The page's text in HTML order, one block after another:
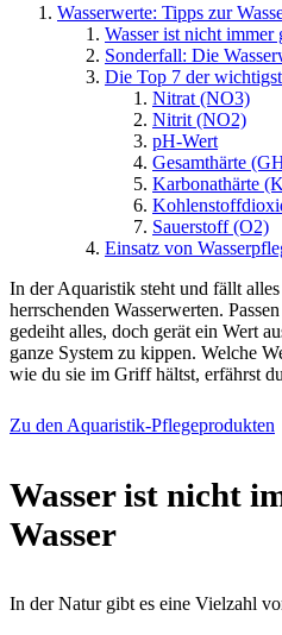
Wasserwerte: Tipps zur
Wasser ist nicht immer
Sonderfall: Die
Die Top 7 der
Nitrat (NO3)
Nitrit (NO2)
pH-Wert
Gesamthärte
Karbonathärte
Sauerstoff (O2)
Einsatz von
In der Aquaristik steht und fällt
herrschenden Wasserwerten.
gedeiht alles, doch gerät ein Wert
ganze System zu kippen. Welche
wie du sie im Griff hältst, erfährst
Zu den Aquaristik-Pflegeprodukten
Wasser ist nicht
Wasser
In der Natur gibt es eine Vielzahl